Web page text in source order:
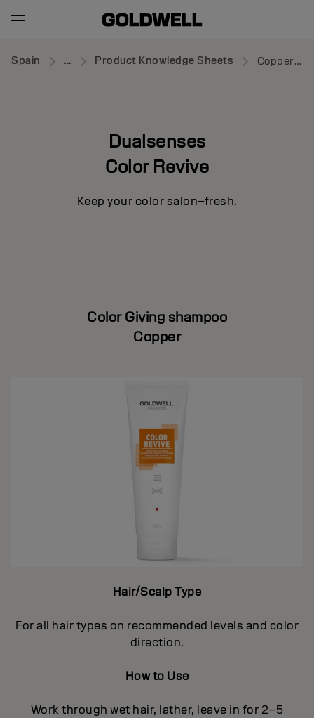
Spain ... Product Knowledge Sheets Copper Shampoo
Dualsenses
Color Revive
Keep your color salon–fresh.
Color Giving shampoo
Copper
Hair/Scalp Type
For all hair types on recommended levels and color
direction.
How to Use
Work through wet hair, lather, leave in for 2–5